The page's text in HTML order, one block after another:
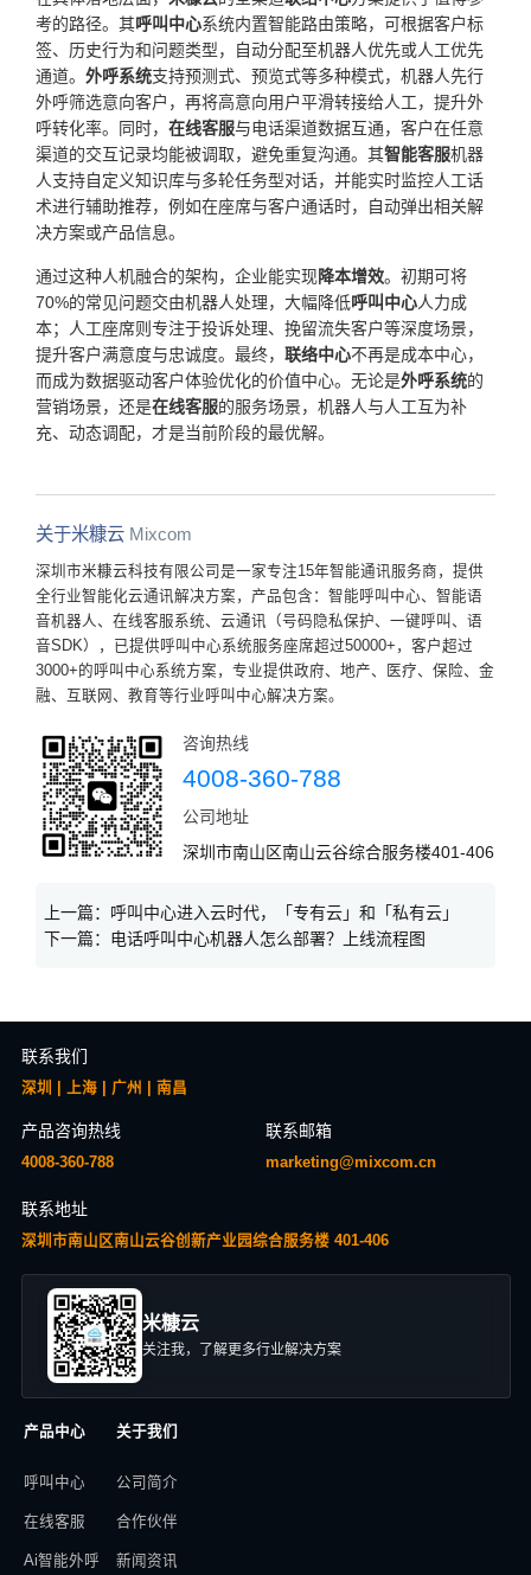
考的路径。其呼叫中心系统内置智能路由策略，可根据客户标
签、历史行为和问题类型，自动分配至机器人优先或人工优先
通道。 外呼系统支持预测式、预览式等多种模式，机器人先行
外呼筛选意向客户，再将高意向用户平滑转接给人工，提升外
呼转化率。同时， 在线客服与电话渠道数据互通，客户在任意
渠道的交互记录均能被调取，避免重复沟通。其智能客服机器
人支持自定义知识库与多轮任务型对话，并能实时监控人工话
术进行辅助推荐，例如在座席与客户通话时，自动弹出相关解
决方案或产品信息。
通过这种人机融合的架构，企业能实现降本增效。初期可将
70%的常见问题交由机器人处理，大幅降低呼叫中心人力成
本；人工座席则专注于投诉处理、挽留流失客户等深度场景，
提升客户满意度与忠诚度。最终， 联络中心不再是成本中心，
而成为数据驱动客户体验优化的价值中心。无论是外呼系统的
营销场景，还是在线客服的服务场景，机器人与人工互为补
充、动态调配，才是当前阶段的最优解。
关于米糠云 Mixcom
深圳市米糠云科技有限公司是一家专注15年智能通讯服务商，提供
全行业智能化云通讯解决方案，产品包含：智能呼叫中心、智能语
音机器人、在线客服系统、云通讯（号码隐私保护、一键呼叫、语
音SDK），已提供呼叫中心系统服务座席超过50000+，客户超过
3000+的呼叫中心系统方案，专业提供政府、地产、医疗、保险、金
融、互联网、教育等行业呼叫中心解决方案。
咨询热线
4008-360-788
公司地址
深圳市南山区南山云谷综合服务楼401-406
上一篇： 呼叫中心进入云时代，「专有云」和「私有云」
下一篇： 电话呼叫中心机器人怎么部署？上线流程图
联系我们
深圳 | 上海 | 广州 | 南昌
产品咨询热线
4008-360-788
联系邮箱
marketing@mixcom.cn
联系地址
深圳市南山区南山云谷创新产业园综合服务楼 401-406
米糠云
关注我，了解更多行业解决方案
产品中心
呼叫中心
在线客服
Ai智能外呼
关于我们
公司简介
合作伙伴
新闻资讯